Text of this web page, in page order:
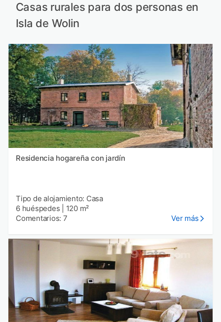
Casas rurales para dos personas en
Isla de Wolin
Residencia hogareña con jardín
Tipo de alojamiento: Casa
6 huéspedes
120 m²
Comentarios: 7
Ver más